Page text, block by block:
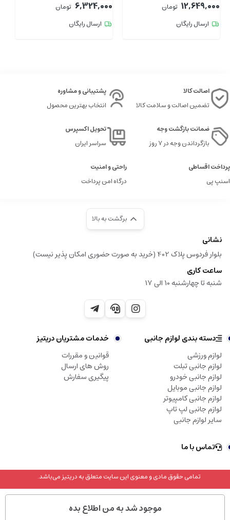
موجود شد به من اطلاع بده
12,649,000 تومان
ارسال رایگان
6,324,000 تومان
ارسال رایگان
اصالت کالا
تضمین اصالت و سلامت کالا
پشتیبانی و مشاوره
انتخاب بهترین محصول
ضمانت بازگشت وجه
بازگرداندن وجه در ۷ روز
تحویل اکسپرس
سراسر ایران
پرداخت اقساطی
اسنپ پی
راحتی و امنیت
درگاه امن پرداخت
برگشت به بالا
نشانی
بلوار فردوس پلاک 402 (خرید به صورت حضوری امکان پذیر نیست)
ساعت کاری
شنبه تا چهارشنبه 10 الی 17
دسته بندی لوازم جانبی
لوازم ورزشی
لوازم جانبی تبلت
لوازم جانبی خودرو
لوازم جانبی موبایل
لوازم جانبی کامپیوتر
لوازم جانبی لپ تاپ
سایر لوازم جانبی
خدمات مشتریان دریتیز
قوانین و مقررات
روش های ارسال
پیگیری سفارش
تماس با ما
تمامی حقوق مادی و معنوی این سایت متعلق به دریتیز می‌باشد.